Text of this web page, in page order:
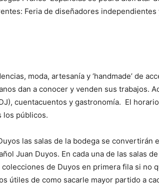
Feria de diseñadores independientes
moda, artesanía y ‘handmade’ de
dan a conocer y venden sus trabajos.
cuentacuentos y gastronomía. El
los públicos.
las salas de la bodega se convertirán
Juan Duyos. En cada una de las salas
de Duyos en primera fila si no
útiles de como sacarle mayor partido a